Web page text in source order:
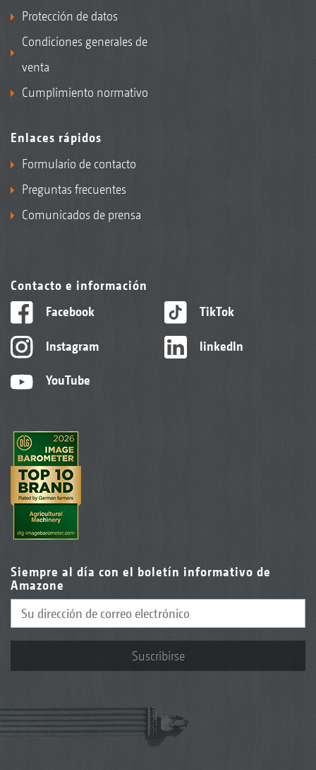
Protección de datos
Condiciones generales de
venta
Cumplimiento normativo
Enlaces rápidos
Formulario de contacto
Preguntas frecuentes
Comunicados de prensa
Contacto e información
Facebook
Instagram
YouTube
TikTok
linkedIn
Siempre al día con el boletín informativo de
Amazone
Suscribirse